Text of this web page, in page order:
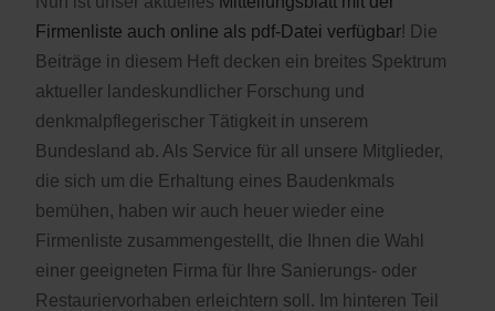
Firmenliste auch online als pdf-Datei verfügbar! Die
Beiträge in diesem Heft decken ein breites Spektrum
aktueller landeskundlicher Forschung und
denkmalpflegerischer Tätigkeit in unserem
Bundesland ab. Als Service für all unsere Mitglieder,
die sich um die Erhaltung eines Baudenkmals
bemühen, haben wir auch heuer wieder eine
Firmenliste zusammengestellt, die Ihnen die Wahl
einer geeigneten Firma für Ihre Sanierungs- oder
Restauriervorhaben erleichtern soll. Im hinteren Teil